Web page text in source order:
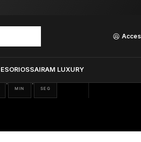
SAIRAM LUXURY
Guardia
: 32
MIN
: 38
SEG